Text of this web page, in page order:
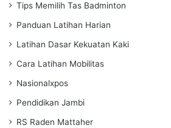
Tips Memilih Tas Badminton
Panduan Latihan Harian
Latihan Dasar Kekuatan Kaki
Cara Latihan Mobilitas
Nasionalxpos
Pendidikan Jambi
RS Raden Mattaher